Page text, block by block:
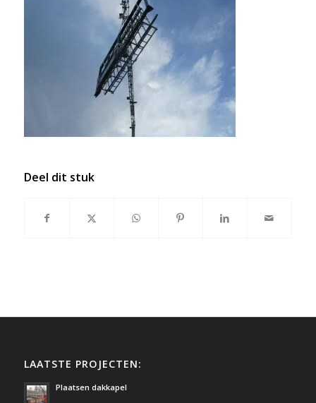
Deel dit stuk
LAATSTE PROJECTEN:
Plaatsen dakkapel